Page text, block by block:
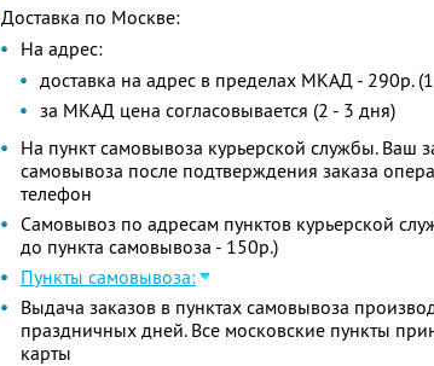
Доставка по Москве:
На адрес:
доставка на адрес в пределах МКАД - 290р.
за МКАД цена согласовывается (2 - 3 дня)
На пункт самовывоза курьерской службы. Ваш
самовывоза после подтверждения заказа
телефон
Самовывоз по адресам пунктов курьерской
до пункта самовывоза - 150р.)
Пункты самовывоза:
Выдача заказов в пунктах самовывоза
праздничных дней. Все московские пункты
карты